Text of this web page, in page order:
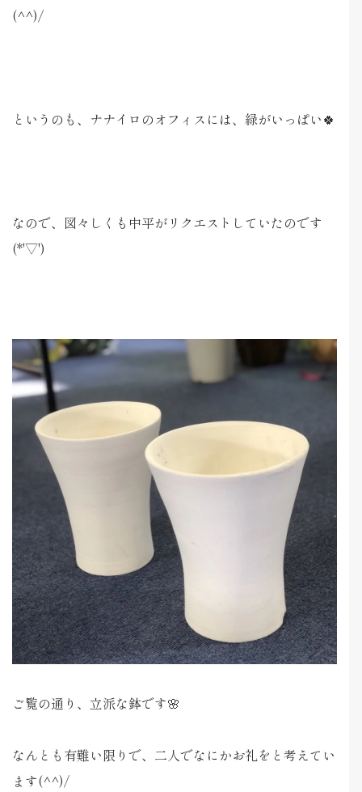
(^^)/
というのも、ナナイロのオフィスには、緑がいっぱい🍀
なので、図々しくも中平がリクエストしていたのです
(*'▽')
ご覧の通り、立派な鉢です🌸
なんとも有難い限りで、二人でなにかお礼をと考えてい
ます(^^)/